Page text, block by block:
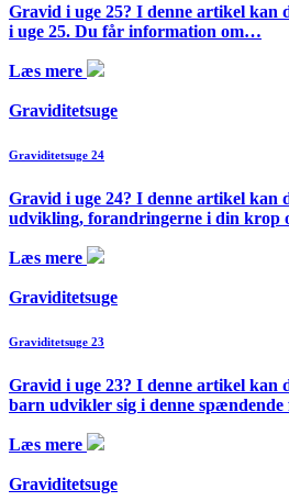
Gravid i uge 25? I denne artikel kan
i uge 25. Du får information om…
Læs mere
Graviditetsuge
Graviditetsuge 24
Gravid i uge 24? I denne artikel kan
udvikling, forandringerne i din krop
Læs mere
Graviditetsuge
Graviditetsuge 23
Gravid i uge 23? I denne artikel kan
barn udvikler sig i denne
Læs mere
Graviditetsuge